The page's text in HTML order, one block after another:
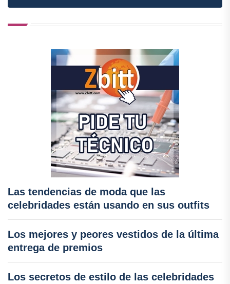
Las tendencias de moda que las
celebridades están usando en sus outfits
Los mejores y peores vestidos de la última
entrega de premios
Los secretos de estilo de las celebridades